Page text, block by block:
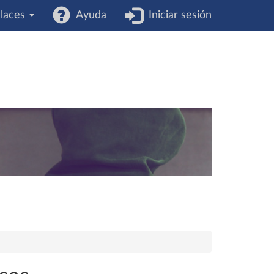
Ayuda Iniciar sesión